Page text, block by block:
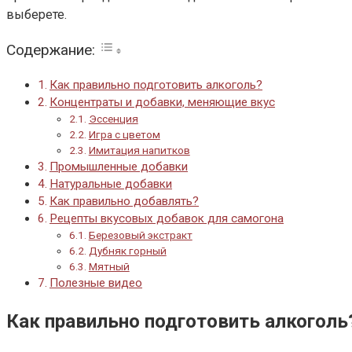
выберете.
Содержание:
Как правильно подготовить алкоголь?
Концентраты и добавки, меняющие вкус
Эссенция
Игра с цветом
Имитация напитков
Промышленные добавки
Натуральные добавки
Как правильно добавлять?
Рецепты вкусовых добавок для самогона
Березовый экстракт
Дубняк горный
Мятный
Полезные видео
Как правильно подготовить